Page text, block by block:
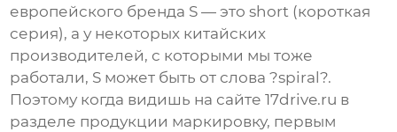
европейского бренда S — это short (короткая
серия), а у некоторых китайских
производителей, с которыми мы тоже
работали, S может быть от слова ?spiral?.
Поэтому когда видишь на сайте17drive.ru в
разделе продукции маркировку, первым